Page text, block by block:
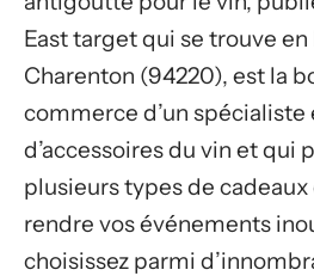
East target qui se trouve en
Charenton (94220), est la
commerce d’un spécialiste
d’accessoires du vin et qui
plusieurs types de cadeaux
rendre vos événements
choisissez parmi